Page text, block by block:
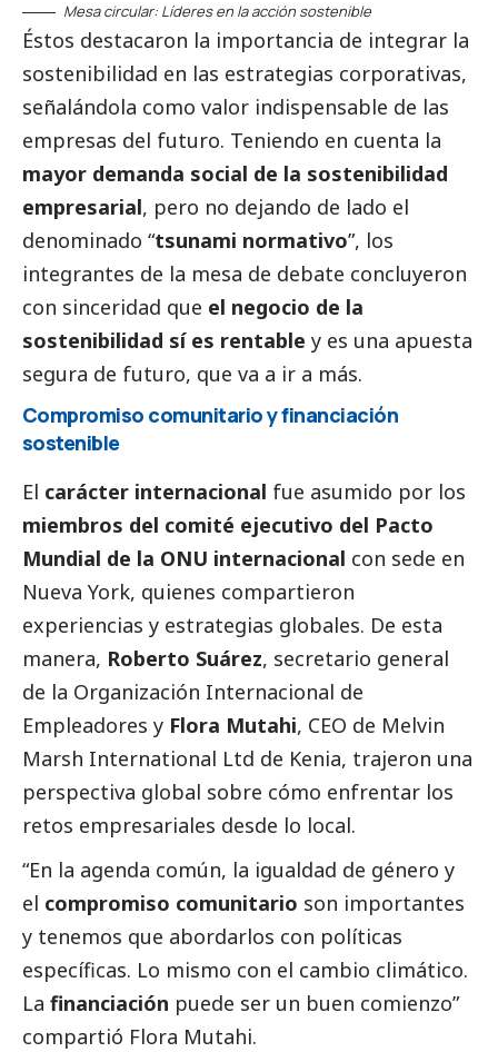
Mesa circular: Líderes en la acción sostenible
Éstos destacaron la importancia de integrar la
sostenibilidad en las estrategias corporativas,
señalándola como valor indispensable de las
empresas del futuro. Teniendo en cuenta la
mayor demanda social de la sostenibilidad
empresarial, pero no dejando de lado el
denominado “tsunami normativo”, los
integrantes de la mesa de debate concluyeron
con sinceridad que el negocio de la
sostenibilidad sí es rentable y es una apuesta
segura de futuro, que va a ir a más.
Compromiso comunitario y financiación
sostenible
El carácter internacional fue asumido por los
miembros del comité ejecutivo del Pacto
Mundial de la ONU internacional con sede en
Nueva York, quienes compartieron
experiencias y estrategias globales. De esta
manera, Roberto Suárez, secretario general
de la Organización Internacional de
Empleadores y Flora Mutahi, CEO de Melvin
Marsh International Ltd de Kenia, trajeron una
perspectiva global sobre cómo enfrentar los
retos empresariales desde lo local.
“En la agenda común, la igualdad de género y
el compromiso comunitario son importantes
y tenemos que abordarlos con políticas
específicas. Lo mismo con el cambio climático.
La financiación puede ser un buen comienzo”
compartió Flora Mutahi.